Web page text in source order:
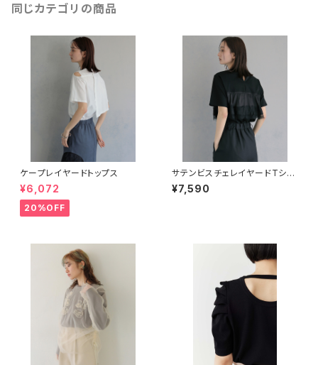
同じカテゴリの商品
ケープレイヤードトップス
¥6,072
20%OFF
サテンビスチェレイヤードTシャ
ツ
¥7,590